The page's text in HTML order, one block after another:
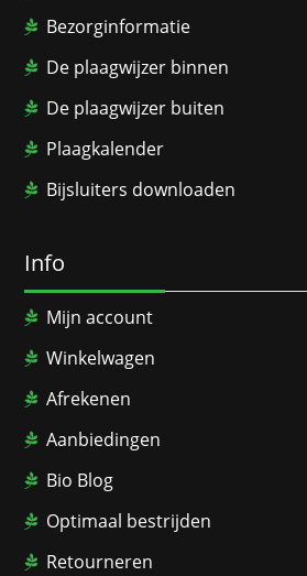
Bezorginformatie
De plaagwijzer binnen
De plaagwijzer buiten
Plaagkalender
Bijsluiters downloaden
Info
Mijn account
Winkelwagen
Afrekenen
Aanbiedingen
Bio Blog
Optimaal bestrijden
Retourneren